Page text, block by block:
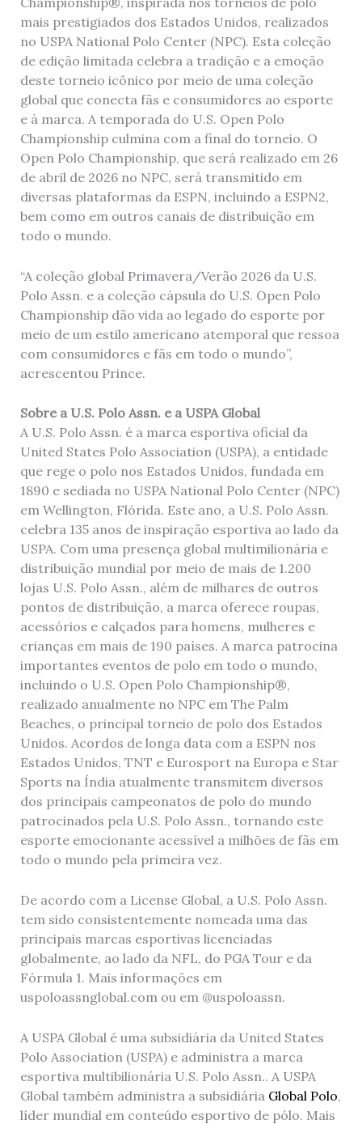
mais prestigiados dos Estados Unidos, realizados
no USPA National Polo Center (NPC). Esta coleção
de edição limitada celebra a tradição e a emoção
deste torneio icônico por meio de uma coleção
global que conecta fãs e consumidores ao esporte
e à marca. A temporada do U.S. Open Polo
Championship culmina com a final do torneio. O
Open Polo Championship, que será realizado em 26
de abril de 2026 no NPC, será transmitido em
diversas plataformas da ESPN, incluindo a ESPN2,
bem como em outros canais de distribuição em
todo o mundo.
“A coleção global Primavera/Verão 2026 da U.S.
Polo Assn. e a coleção cápsula do U.S. Open Polo
Championship dão vida ao legado do esporte por
meio de um estilo americano atemporal que ressoa
com consumidores e fãs em todo o mundo”,
acrescentou Prince.
Sobre a U.S. Polo Assn. e a USPA Global
A U.S. Polo Assn. é a marca esportiva oficial da
United States Polo Association (USPA), a entidade
que rege o polo nos Estados Unidos, fundada em
1890 e sediada no USPA National Polo Center (NPC)
em Wellington, Flórida. Este ano, a U.S. Polo Assn.
celebra 135 anos de inspiração esportiva ao lado da
USPA. Com uma presença global multimilionária e
distribuição mundial por meio de mais de 1.200
lojas U.S. Polo Assn., além de milhares de outros
pontos de distribuição, a marca oferece roupas,
acessórios e calçados para homens, mulheres e
crianças em mais de 190 países. A marca patrocina
importantes eventos de polo em todo o mundo,
incluindo o U.S. Open Polo Championship®,
realizado anualmente no NPC em The Palm
Beaches, o principal torneio de polo dos Estados
Unidos. Acordos de longa data com a ESPN nos
Estados Unidos, TNT e Eurosport na Europa e Star
Sports na Índia atualmente transmitem diversos
dos principais campeonatos de polo do mundo
patrocinados pela U.S. Polo Assn., tornando este
esporte emocionante acessível a milhões de fãs em
todo o mundo pela primeira vez.
De acordo com a License Global, a U.S. Polo Assn.
tem sido consistentemente nomeada uma das
principais marcas esportivas licenciadas
globalmente, ao lado da NFL, do PGA Tour e da
Fórmula 1. Mais informações em
uspoloassnglobal.com ou em @uspoloassn.
A USPA Global é uma subsidiária da United States
Polo Association (USPA) e administra a marca
esportiva multibilionária U.S. Polo Assn.. A USPA
Global também administra a subsidiária Global Polo,
líder mundial em conteúdo esportivo de pólo. Mais